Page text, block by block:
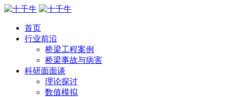
首页
行业前沿
桥梁工程案例
桥梁事故与病害
科研面面谈
理论探讨
数值模拟